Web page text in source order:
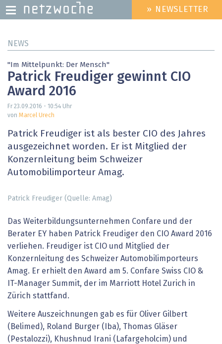
zum
HEADER
MENU
» NEWSLETTER
NEWS
"Im Mittelpunkt: Der Mensch"
Patrick Freudiger gewinnt CIO
Award 2016
Fr 23.09.2016 - 10:54 Uhr
von Marcel Urech
Patrick Freudiger ist als bester CIO des Jahres
ausgezeichnet worden. Er ist Mitglied der
Konzernleitung beim Schweizer
Automobilimporteur Amag.
Patrick Freudiger (Quelle: Amag)
Das Weiterbildungsunternehmen Confare und der
Berater EY haben Patrick Freudiger den CIO Award 2016
verliehen. Freudiger ist CIO und Mitglied der
Konzernleitung des Schweizer Automobilimporteurs
Amag. Er erhielt den Award am 5. Confare Swiss CIO &
IT-Manager Summit, der im Marriott Hotel Zurich in
Zürich stattfand.
Weitere Auszeichnungen gab es für Oliver Gilbert
(Belimed), Roland Burger (Iba), Thomas Gläser
(Pestalozzi), Khushnud Irani (Lafargeholcim) und